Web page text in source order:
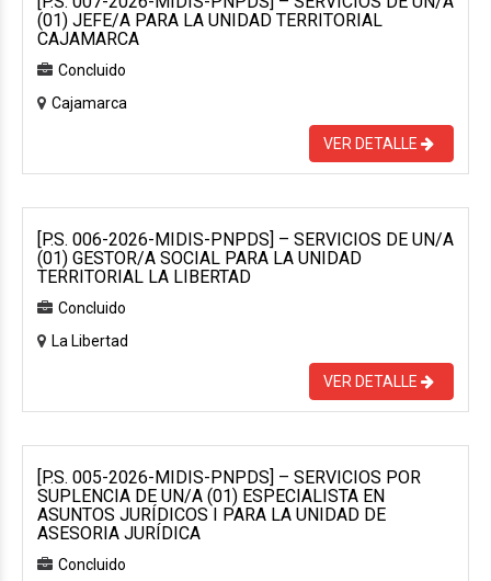
(01) JEFE/A PARA LA UNIDAD TERRITORIAL
CAJAMARCA
Concluido
Cajamarca
VER DETALLE
[P.S. 006-2026-MIDIS-PNPDS] – SERVICIOS DE UN/A
(01) GESTOR/A SOCIAL PARA LA UNIDAD
TERRITORIAL LA LIBERTAD
Concluido
La Libertad
VER DETALLE
[P.S. 005-2026-MIDIS-PNPDS] – SERVICIOS POR
SUPLENCIA DE UN/A (01) ESPECIALISTA EN
ASUNTOS JURÍDICOS I PARA LA UNIDAD DE
ASESORIA JURÍDICA
Concluido